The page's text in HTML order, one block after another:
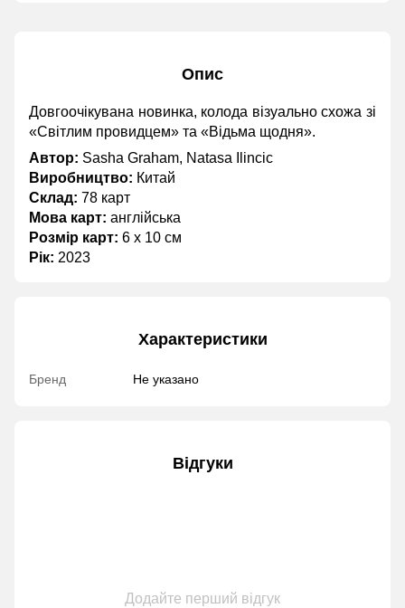
Опис
Довгоочікувана новинка, колода візуально схожа зі
«Світлим провидцем» та «Відьма щодня».
Автор: Sasha Graham, Natasa Ilincic
Виробництво: Китай
Склад: 78 карт
Мова карт: англійська
Розмір карт: 6 х 10 см
Рік: 2023
Характеристики
Бренд Не указано
Відгуки
Додайте перший відгук